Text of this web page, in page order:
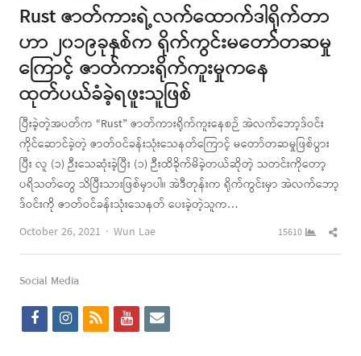
Rust ဇာတ်ကားရဲ့လက်ထောက်ဒါရိုက်တာ
ဟာ ၂၀၁၉ခုနှစ်က ရိုက်ကွင်းမတော်တဆမှု
ကြောင့် ဇာတ်ကားရိုက်ကူးမှုကနေ
ထုတ်ပယ်ခံခဲ့ရဖူးသူဖြစ်
ပြီးခဲ့တဲ့အပတ်က “Rust” ဇာတ်ကားရိုက်ကူးနေစဉ် အဲလက်ဘော့ဒ်ဝင်း
ကိုင်ဆောင်ခဲ့တဲ့ ဇာတ်ဝင်ခန်းသုံးသေနတ်ကြောင့် မတော်တဆမှုဖြစ်ပွား
ပြီး လူ (၁) ဉီးသေဆုံးခဲ့ပြီး (၁) ဉီးထိခိုက်မိခဲ့တယ်ဆိုတဲ့ သတင်းကိုတော့
ပရိသတ်တွေ သိပြီးသားဖြစ်မှာပါ။ အဲဒီတုန်းက ရိုက်ကွင်းမှာ အဲလက်ဘော့
ဒ်ဝင်းကို ဇာတ်ဝင်ခန်းသုံးသေနတ် ပေးခဲ့တဲ့သူက…
October 26, 2021
Author
Wun Lae 15610
Social Media
f
i
r
y
e